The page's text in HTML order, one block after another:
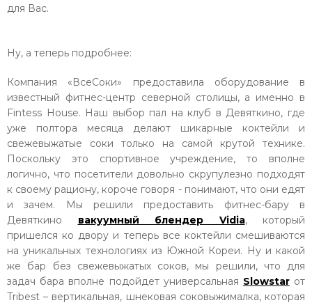
для Вас.
Ну, а теперь подробнее:
Компания «ВсеСоки» предоставила оборудование в
известный фитнес-центр северной столицы, а именно в
Fintess House. Наш выбор пал на клуб в Девяткино, где
уже полтора месяца делают шикарные коктейли и
свежевыжатые соки только на самой крутой технике.
Поскольку это спортивное учреждение, то вполне
логично, что посетители довольно скрупулезно подходят
к своему рациону, короче говоря - понимают, что они едят
и зачем. Мы решили предоставить фитнес-бару в
Девяткино вакуумный блендер Vidia, который
пришелся ко двору и теперь все коктейли смешиваются
на уникальных технологиях из Южной Кореи. Ну и какой
же бар без свежевыжатых соков, мы решили, что для
задач бара вполне подойдет универсальная Slowstarот
Tribest – вертикальная, шнековая соковыжималка, которая